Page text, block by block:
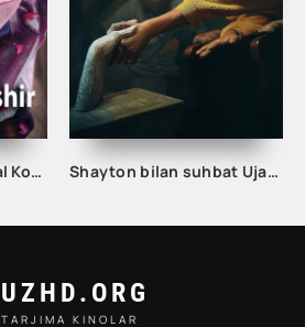
Gul va Shamshir serial Korea Barcha qismlar Uzbek tilida / Гул ва Шамшир сериал Кореа Барча қисмлар Узбек тилида Shayton bilan suhbat Ujas kino uzbek tilida 2023 tarjima film Kel iblis Men bilan gaplash premyera 720 skachat
UZHD.ORG
TARJIMA KINOLAR